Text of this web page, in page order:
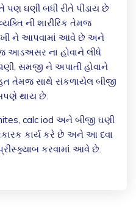
પણ ઘણી બધી રીતે પીડાય છે
ની શારીરિક તેમજ
ને આપવામાં આવે છે અને
આડઅસર ના હોવાને લીધે
સમજી ને અપાતી હોવાને
તેમજ સાથે સંકળાયેલ બીજી
થાય છે.
calc iod અને બીજી ઘણી
કાર્ય કરે છે અને આ દવા
કરવામાં આવે છે.